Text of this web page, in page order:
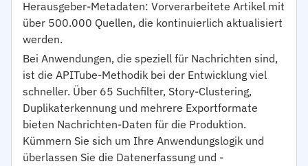
Herausgeber-Metadaten: Vorverarbeitete Artikel mit
über 500.000 Quellen, die kontinuierlich aktualisiert
werden.
Bei Anwendungen, die speziell für Nachrichten sind,
ist die APITube-Methodik bei der Entwicklung viel
schneller. Über 65 Suchfilter, Story-Clustering,
Duplikaterkennung und mehrere Exportformate
bieten Nachrichten-Daten für die Produktion.
Kümmern Sie sich um Ihre Anwendungslogik und
überlassen Sie die Datenerfassung und -